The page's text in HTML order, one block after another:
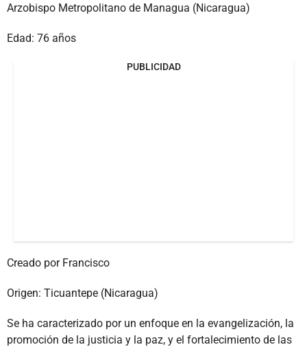
Arzobispo Metropolitano de Managua (Nicaragua)
Edad: 76 años
PUBLICIDAD
Creado por Francisco
Origen: Ticuantepe (Nicaragua)
Se ha caracterizado por un enfoque en la evangelización, la
promoción de la justicia y la paz, y el fortalecimiento de las